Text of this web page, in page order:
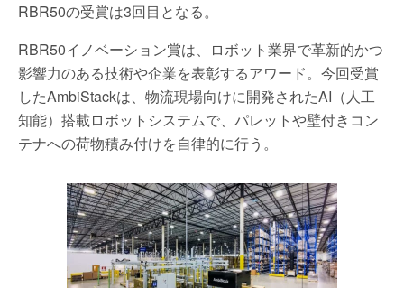
RBR50の受賞は3回目となる。
RBR50イノベーション賞は、ロボット業界で革新的かつ
影響力のある技術や企業を表彰するアワード。今回受賞
したAmbiStackは、物流現場向けに開発されたAI（人工
知能）搭載ロボットシステムで、パレットや壁付きコン
テナへの荷物積み付けを自律的に行う。